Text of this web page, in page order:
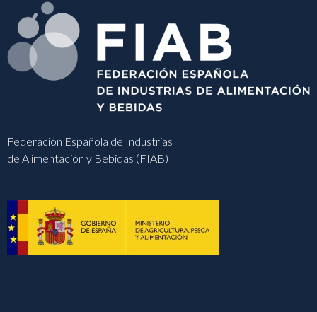
Federación Española de Industrias
de Alimentación y Bebidas (FIAB)